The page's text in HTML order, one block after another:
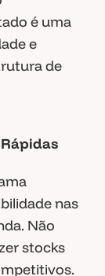
é uma
e
de
nas
Não
stocks